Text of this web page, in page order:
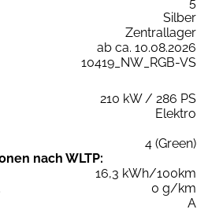
Silber
Zentrallager
ab ca. 10.08.2026
10419_NW_RGB-VS
210 kW / 286 PS
Elektro
4 (Green)
nach WLTP:
16,3 kWh/100km
0 g/km
A